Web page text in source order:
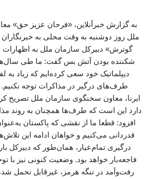
به گزارش خبرآنلاین، «فرحان عزیز حق»
ملل روز دوشنبه به وقت محلی به خبرنگاران
گوترش» دبیرکل سازمان ملل به اظهارات
شکننده بودن آتش بس گفت: ما طی سال‌ها
دیپلماتیک خود سعی کرده‌ایم که زیاد به
طرف‌های درگیر در مذاکرات توجه نکنیم.
ایرنا، معاون سخنگوی سازمان ملل تصریح
دارد این است که طرف‌ها همچنان به روند
افزود: قطعا ما از نقشی که پاکستان
قدردانی می‌کنیم و خواهان ادامه این
درگیری تمام‌عیار، همان‌طور که دبیرکل
فاجعه‌بار خواهد بود. وضعیت کنونی نیز با
رفت‌وآمد در تنگه هرمز، غیرقابل تحمل